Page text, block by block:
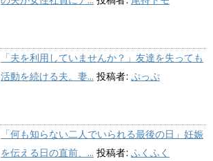
「夫を利用していませんか？」友達を失っても
活動を続ける夫。妻... 投稿者: ぷっぷ
「何も知らない二人でいられる最後の日」妊娠
を伝える日の直前、... 投稿者: ふくふく